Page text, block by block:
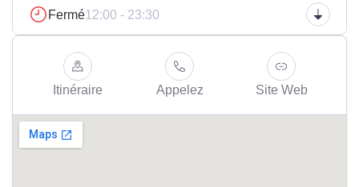
Fermé12:00 - 23:30
Itinéraire Appelez Site Web